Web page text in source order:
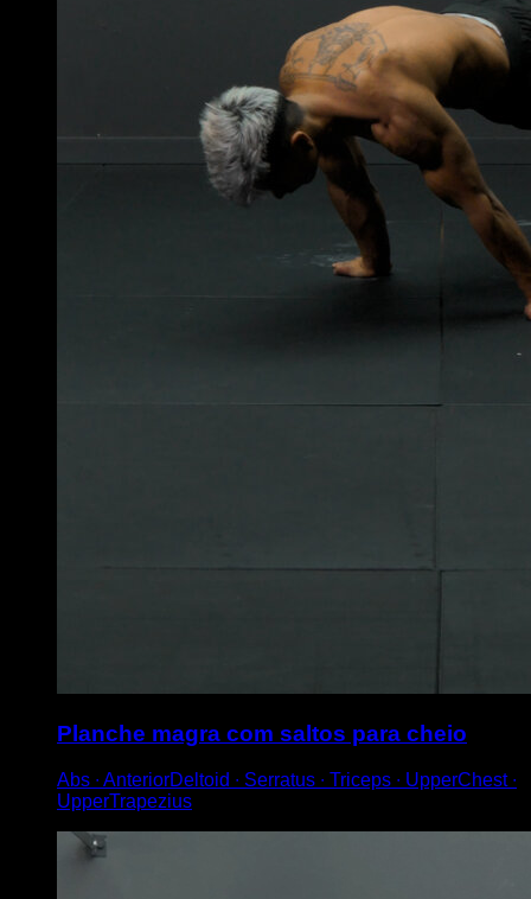
Planche magra com saltos para cheio
Abs ∙ AnteriorDeltoid ∙ Serratus ∙ Triceps ∙ UpperChest ∙
UpperTrapezius